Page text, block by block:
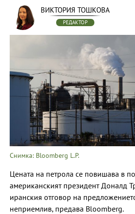
ВИКТОРИЯ ТОШКОВА
РЕДАКТОР
Снимка: Bloomberg L.P.
Цената на петрола се повишава в
американският президент Доналд
иранския отговор на
неприемлив, предава Bloomberg.